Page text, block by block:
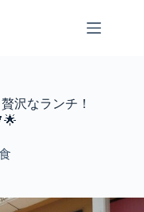
沢なランチ！